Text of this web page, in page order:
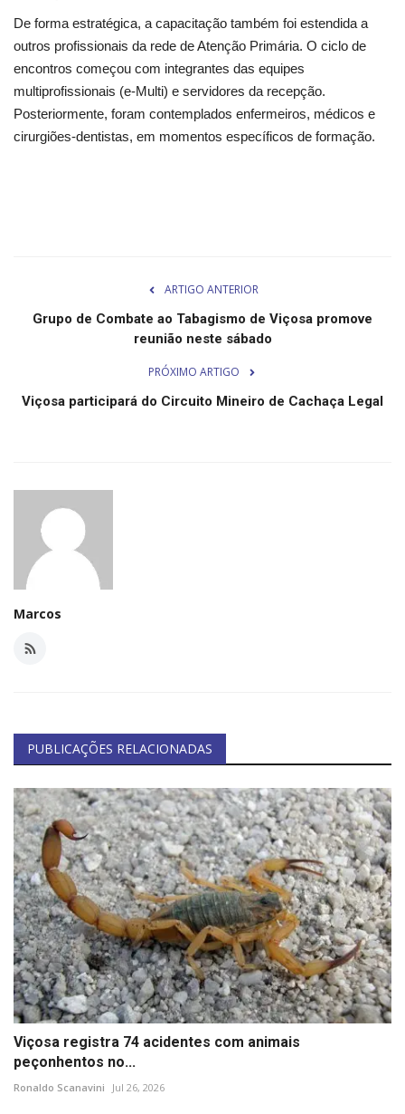
Educação
Esporte
Solidariedade
De forma estratégica, a capacitação também foi estendida a
outros profissionais da rede de Atenção Primária. O ciclo de
encontros começou com integrantes das equipes
multiprofissionais (e-Multi) e servidores da recepção.
Posteriormente, foram contemplados enfermeiros, médicos e
cirurgiões-dentistas, em momentos específicos de formação.
ARTIGO ANTERIOR
Grupo de Combate ao Tabagismo de Viçosa promove
reunião neste sábado
PRÓXIMO ARTIGO
Viçosa participará do Circuito Mineiro de Cachaça Legal
Marcos
PUBLICAÇÕES RELACIONADAS
Viçosa registra 74 acidentes com animais
peçonhentos no...
Ronaldo Scanavini Jul 26, 2026